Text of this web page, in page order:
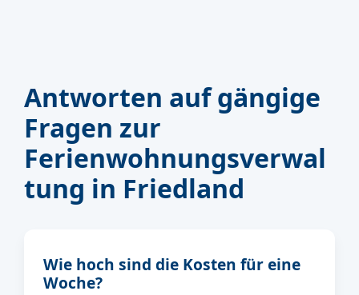
Antworten auf gängige
Fragen zur
Ferienwohnungsverwal
tung in Friedland
Wie hoch sind die Kosten für eine
Woche?